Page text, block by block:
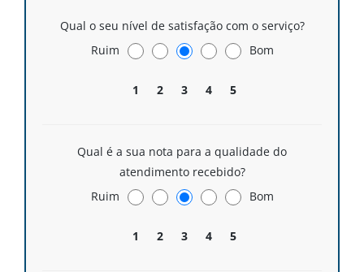
Qual o seu nível de satisfação com o serviço?
Ruim
1 2 3 4 5
Bom
Qual é a sua nota para a qualidade do
atendimento recebido?
Ruim
1 2 3 4 5
Bom